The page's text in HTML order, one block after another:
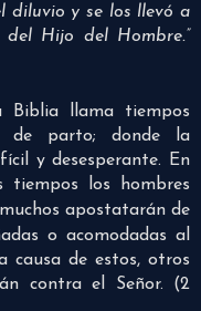
diluvio y se los llevó a
Hijo del Hombre.”
Biblia llama tiempos
de parto; donde la
y desesperante. En
tiempos los hombres
apostatarán de
o acomodadas al
causa de estos, otros
contra el Señor. (2